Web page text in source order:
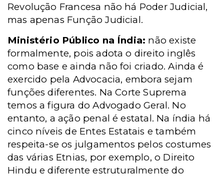
Revolução Francesa não há Poder Judicial,
mas apenas Função Judicial.
Ministério Público na Índia: não existe
formalmente, pois adota o direito inglês
como base e ainda não foi criado. Ainda é
exercido pela Advocacia, embora sejam
funções diferentes. Na Corte Suprema
temos a figura do Advogado Geral. No
entanto, a ação penal é estatal. Na índia há
cinco níveis de Entes Estatais e também
respeita-se os julgamentos pelos costumes
das várias Etnias, por exemplo, o Direito
Hindu e diferente estruturalmente do